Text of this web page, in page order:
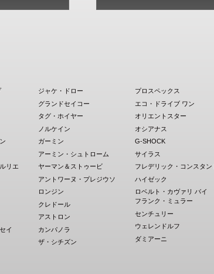
リエ
イ
ジャケ・ドロー
グランドセイコー
タグ・ホイヤー
ノルケイン
ガーミン
アーミン・シュトローム
ヤーマン＆ストゥービ
アントワーヌ・プレジウソ
ロンジン
クレドール
アストロン
カンパノラ
ザ・シチズン
プロスペックス
エコ・ドライブ ワン
オリエントスター
オシアナス
G-SHOCK
サイラス
フレデリック・コンスタン
ハイゼック
ロベルト・カヴァリ バイ
フランク・ミュラー
センチュリー
ウェレンドルフ
ダミアーニ